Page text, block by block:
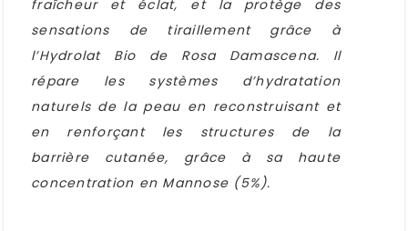
fraîcheur et éclat, et la protège des
sensations de tiraillement grâce à
l’Hydrolat Bio de Rosa Damascena. Il
répare les systèmes d’hydratation
naturels de la peau en reconstruisant et
en renforçant les structures de la
barrière cutanée, grâce à sa haute
concentration en Mannose (5%).